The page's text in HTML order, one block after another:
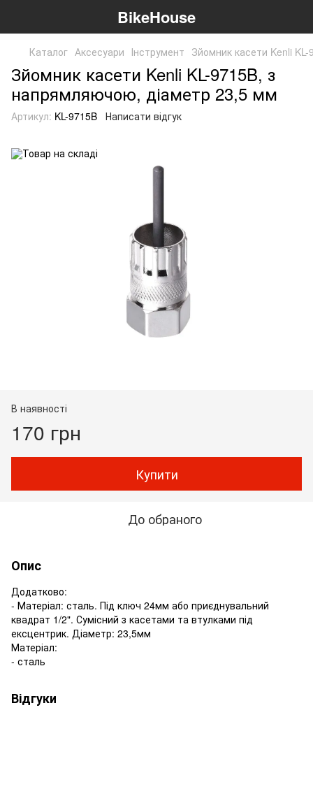
BikeHouse
Каталог Аксесуари Інструмент Зйомник касети Kenli
Зйомник касети Kenli KL-9715B, з
напрямляючою, діаметр 23,5 мм
Артикул: KL-9715B Написати відгук
В наявності
170 грн
Купити
До обраного
Опис
Додатково:
- Матеріал: сталь. Під ключ 24мм або приєднувальний
квадрат 1/2". Сумісний з касетами та втулками під
ексцентрик. Діаметр: 23,5мм
Матеріал:
- сталь
Відгуки